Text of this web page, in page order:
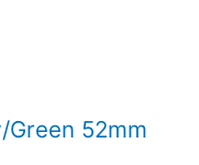
Green 52mm